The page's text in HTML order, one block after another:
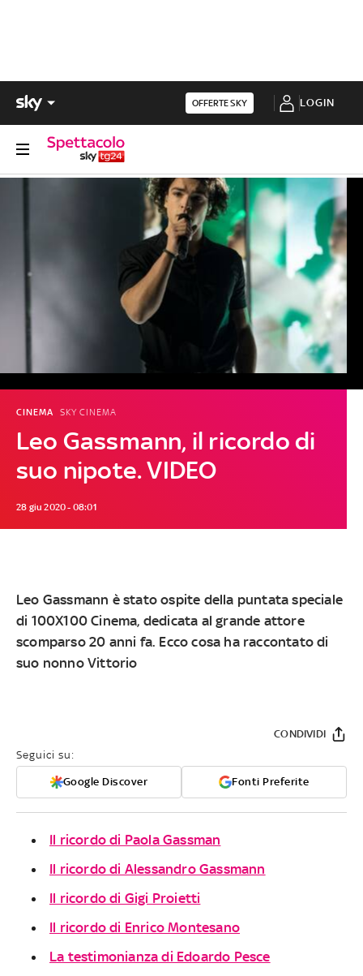
OFFERTE SKY LOGIN
Leo Gassmann, il ricordo di
suo nipote. VIDEO
CINEMA SKY CINEMA
28 giu 2020 - 08:01
Leo Gassmann è stato ospite della puntata speciale
di 100X100 Cinema, dedicata al grande attore
scomparso 20 anni fa. Ecco cosa ha raccontato di
suo nonno Vittorio
Seguici su:
Google Discover Fonti Preferite
CONDIVIDI
Il ricordo di Paola Gassman
Il ricordo di Alessandro Gassmann
Il ricordo di Gigi Proietti
Il ricordo di Enrico Montesano
La testimonianza di Edoardo Pesce